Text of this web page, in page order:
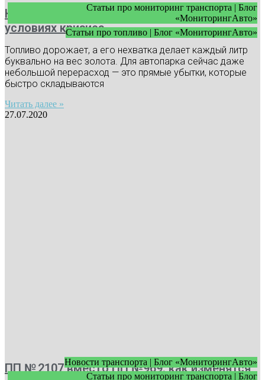
Статьи про мониторинг транспорта | Блог
«МониторингАвто»
Статьи про топливо | Блог «МониторингАвто»
Как экономить топливо в автопарке в
условиях кризиса
Топливо дорожает, а его нехватка делает каждый литр
буквально на вес золота. Для автопарка сейчас даже
небольшой перерасход — это прямые убытки, которые
быстро складываются
Читать далее »
27.07.2020
Новости транспорта | Блог «МониторингАвто»
Статьи про мониторинг транспорта | Блог
ПП № 2107 вместо ПП №969: как изменятся